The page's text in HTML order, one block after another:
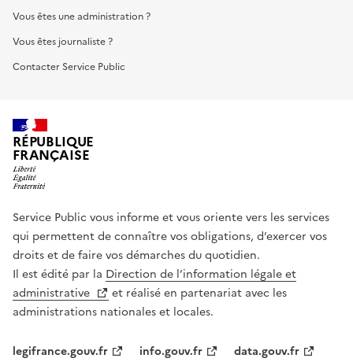
Vous êtes une administration ?
Vous êtes journaliste ?
Contacter Service Public
RÉPUBLIQUE
FRANÇAISE
Service Public vous informe et vous oriente vers les services
qui permettent de connaître vos obligations, d’exercer vos
droits et de faire vos démarches du quotidien.
Il est édité par la Direction de l’information légale et
administrative
et réalisé en partenariat avec les
administrations nationales et locales.
legifrance.gouv.fr info.gouv.fr data.gouv.fr